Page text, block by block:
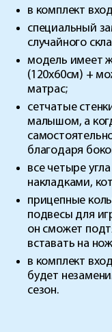
в комплект
специальный
случайного
модель имеет
(120х60см) +
матрас;
сетчатые
малышом, а
благодаря
все четыре
накладками,
прицепные
подвесы для
он сможет
вставать на
в комплект
будет
сезон.